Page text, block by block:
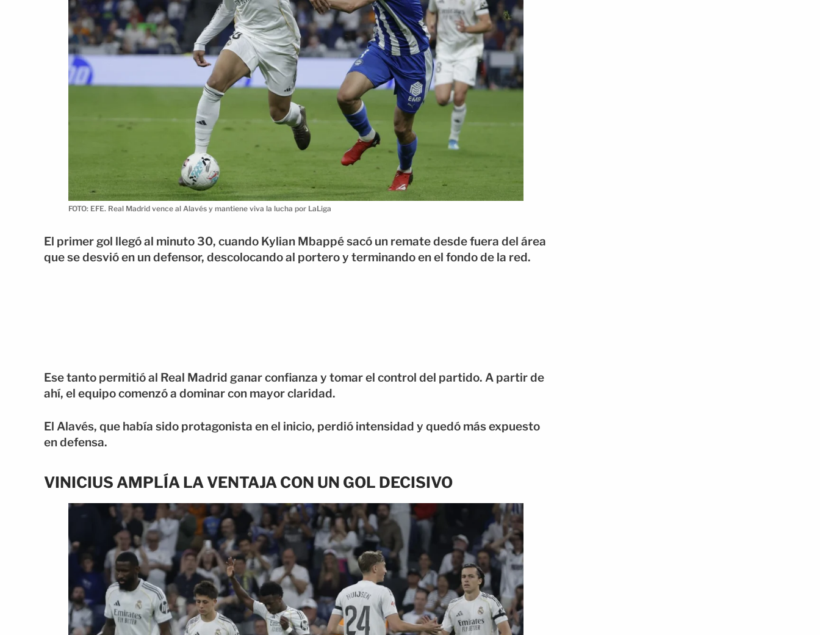
FOTO: EFE. Real Madrid vence al Alavés y mantiene viva la lucha por LaLiga
El primer gol llegó al minuto 30, cuando Kylian Mbappé sacó un remate desde fuera del área
que se desvió en un defensor, descolocando al portero y terminando en el fondo de la red.
Ese tanto permitió al Real Madrid ganar confianza y tomar el control del partido. A partir de
ahí, el equipo comenzó a dominar con mayor claridad.
El Alavés, que había sido protagonista en el inicio, perdió intensidad y quedó más expuesto
en defensa.
VINICIUS AMPLÍA LA VENTAJA CON UN GOL DECISIVO